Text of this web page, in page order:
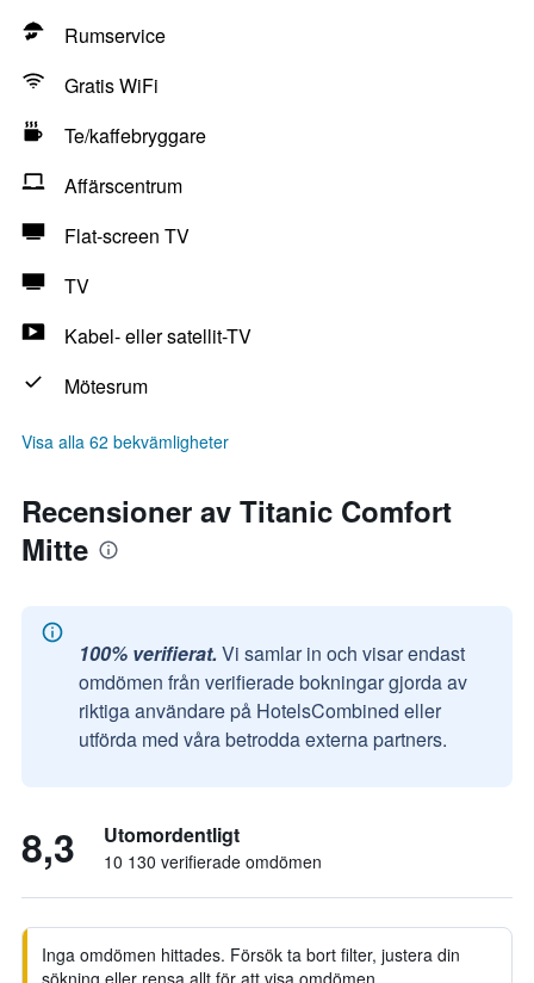
Rumservice
Gratis WiFi
Te/kaffebryggare
Affärscentrum
Flat-screen TV
TV
Kabel- eller satellit-TV
Mötesrum
Visa alla 62 bekvämligheter
Recensioner av Titanic Comfort
Mitte
100% verifierat. Vi samlar in och visar endast
omdömen från verifierade bokningar gjorda av
riktiga användare på HotelsCombined eller
utförda med våra betrodda externa partners.
8,3 Utomordentligt
10 130 verifierade omdömen
Inga omdömen hittades. Försök ta bort filter, justera din
sökning eller rensa allt för att visa omdömen.